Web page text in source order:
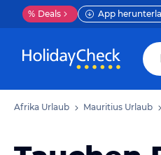
% Deals App
Afrika Urlaub Mauritius Urlaub